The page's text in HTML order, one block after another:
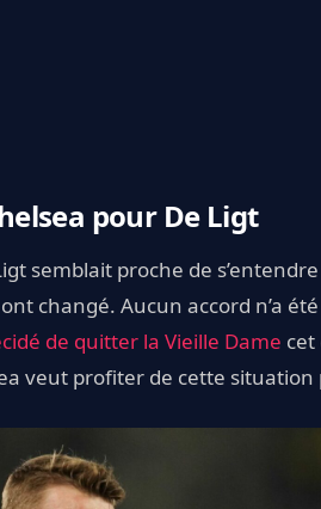
pour De Ligt
semblait proche de
changé. Aucun accord n’a
de quitter la Vieille Dame cet
veut profiter de cette situation